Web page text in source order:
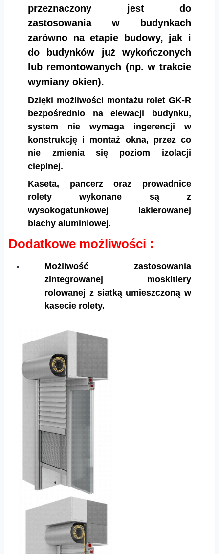
przeznaczony jest do
zastosowania w budynkach
zarówno na etapie budowy, jak i
do budynków już wykończonych
lub remontowanych (np. w trakcie
wymiany okien).
Dzięki możliwości montażu rolet GK-R
bezpośrednio na elewacji budynku,
system nie wymaga ingerencji w
konstrukcję i montaż okna, przez co
nie zmienia się poziom izolacji
cieplnej.
Kaseta, pancerz oraz prowadnice
rolety wykonane są z
wysokogatunkowej lakierowanej
blachy aluminiowej.
Dodatkowe możliwości :
Możliwość zastosowania
zintegrowanej moskitiery
rolowanej z siatką umieszczoną w
kasecie rolety.